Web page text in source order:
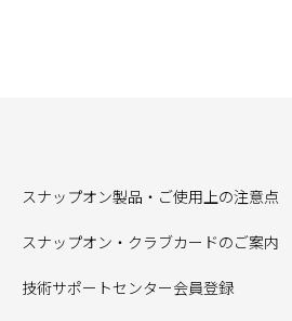
スナップオン製品・ご使用上の注意点
スナップオン・クラブカードのご案内
技術サポートセンター会員登録